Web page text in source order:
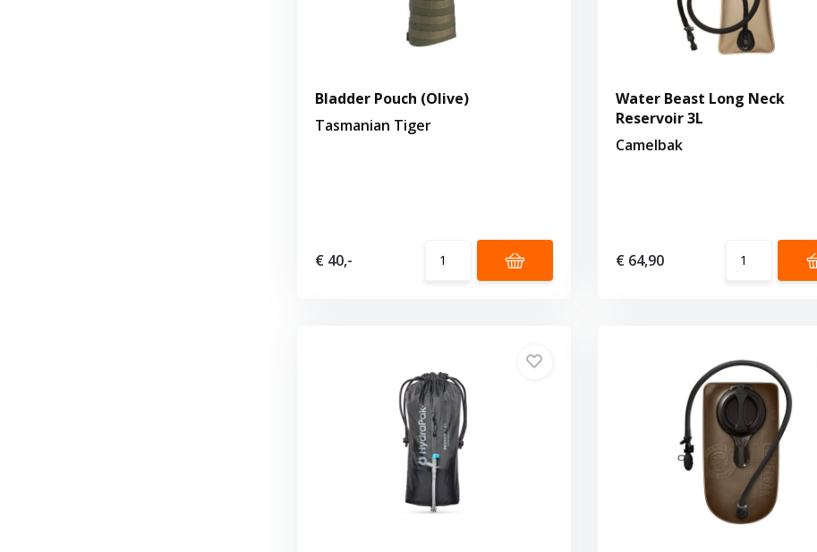
Bladder Pouch (Olive)
Tasmanian Tiger
€ 40,-
Water Beast Long Neck
Reservoir 3L
Camelbak
€ 64,90